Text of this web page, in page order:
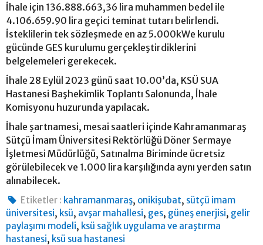
İhale için 136.888.663,36 lira muhammen bedel ile
4.106.659.90 lira geçici teminat tutarı belirlendi.
İsteklilerin tek sözleşmede en az 5.000kWe kurulu
gücünde GES kurulumu gerçekleştirdiklerini
belgelemeleri gerekecek.
İhale 28 Eylül 2023 günü saat 10.00’da, KSÜ SUA
Hastanesi Başhekimlik Toplantı Salonunda, İhale
Komisyonu huzurunda yapılacak.
İhale şartnamesi, mesai saatleri içinde Kahramanmaraş
Sütçü İmam Üniversitesi Rektörlüğü Döner Sermaye
İşletmesi Müdürlüğü, Satınalma Biriminde ücretsiz
görülebilecek ve 1.000 lira karşılığında aynı yerden satın
alınabilecek.
Etiketler : kahramanmaraş, onikişubat, sütçü imam
üniversitesi, ksü, avşar mahallesi, ges, güneş enerjisi, gelir
paylaşımı modeli, ksü sağlık uygulama ve araştırma
hastanesi, ksü sua hastanesi